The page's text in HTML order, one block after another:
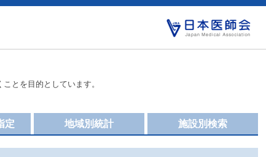
とを目的としています。
施設別検索
地域別統計
定